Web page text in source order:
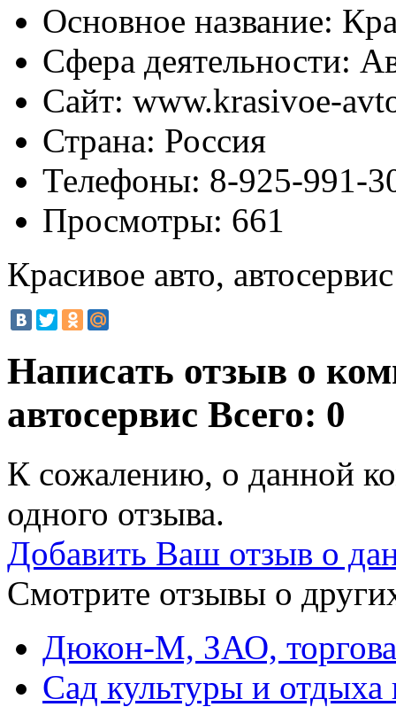
Основное название:
Сфера деятельности:
Сайт: www.krasivoe-
Страна: Россия
Телефоны: 8-925-991-
Просмотры: 661
Красивое авто, автосервис
Написать отзыв о
автосервис Всего: 0
К сожалению, о данной
одного отзыва.
Добавить Ваш отзыв о
Смотрите отзывы о
Дюкон-М, ЗАО,
Сад культуры и